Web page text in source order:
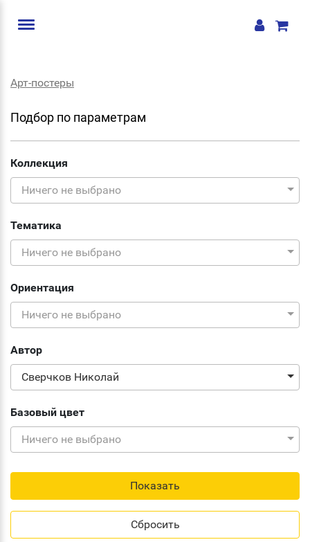
Арт-постеры
Подбор по параметрам
Коллекция
Ничего не выбрано
Тематика
Ничего не выбрано
Ориентация
Ничего не выбрано
Автор
Сверчков Николай
Базовый цвет
Ничего не выбрано